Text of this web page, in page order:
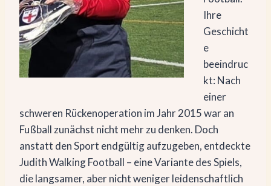
Ihre
Geschicht
e
beeindruc
kt: Nach
einer
schweren Rückenoperation im Jahr 2015 war an
Fußball zunächst nicht mehr zu denken. Doch
anstatt den Sport endgültig aufzugeben, entdeckte
Judith Walking Football – eine Variante des Spiels,
die langsamer, aber nicht weniger leidenschaftlich